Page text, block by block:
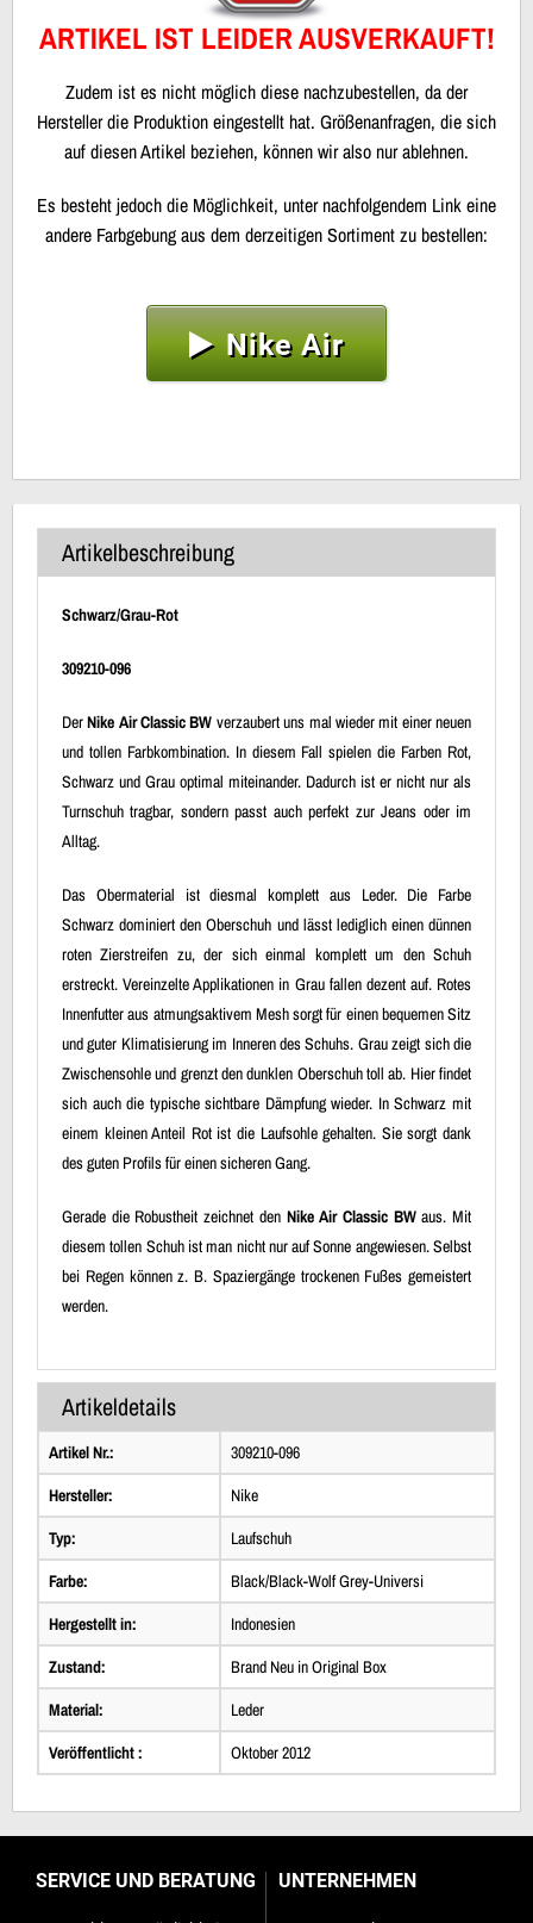
ARTIKEL IST LEIDER AUSVERKAUFT!
Zudem ist es nicht möglich diese nachzubestellen, da der
Hersteller die Produktion eingestellt hat. Größenanfragen, die sich
auf diesen Artikel beziehen, können wir also nur ablehnen.
Es besteht jedoch die Möglichkeit, unter nachfolgendem Link eine
andere Farbgebung aus dem derzeitigen Sortiment zu bestellen:
Nike Air
Artikelbeschreibung
Schwarz/Grau-Rot
309210-096
DerNike Air Classic BW verzaubert uns mal wieder mit einer neuen
und tollen Farbkombination. In diesem Fall spielen die Farben Rot,
Schwarz und Grau optimal miteinander. Dadurch ist er nicht nur als
Turnschuh tragbar, sondern passt auch perfekt zur Jeans oder im
Alltag.
Das Obermaterial ist diesmal komplett aus Leder. Die Farbe
Schwarz dominiert den Oberschuh und lässt lediglich einen dünnen
roten Zierstreifen zu, der sich einmal komplett um den Schuh
erstreckt. Vereinzelte Applikationen in Grau fallen dezent auf. Rotes
Innenfutter aus atmungsaktivem Mesh sorgt für einen bequemen Sitz
und guter Klimatisierung im Inneren des Schuhs. Grau zeigt sich die
Zwischensohle und grenzt den dunklen Oberschuh toll ab. Hier findet
sich auch die typische sichtbare Dämpfung wieder. In Schwarz mit
einem kleinen Anteil Rot ist die Laufsohle gehalten. Sie sorgt dank
des guten Profils für einen sicheren Gang.
Gerade die Robustheit zeichnet den Nike Air Classic BWaus. Mit
diesem tollen Schuh ist man nicht nur auf Sonne angewiesen. Selbst
bei Regen können z. B. Spaziergänge trockenen Fußes gemeistert
werden.
Artikeldetails
Artikel Nr.:
309210-096
Hersteller:
Nike
Typ:
Laufschuh
Farbe:
Black/Black-Wolf Grey-Universi
Hergestellt in:
Indonesien
Zustand:
Brand Neu in Original Box
Material:
Leder
Veröffentlicht :
Oktober 2012
SERVICE UND BERATUNG UNTERNEHMEN